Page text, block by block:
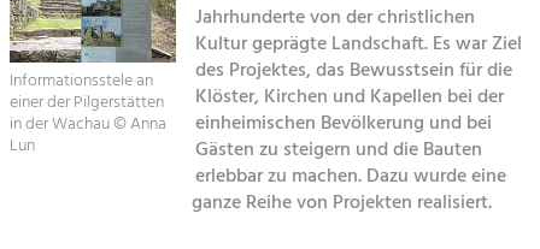
Kirchen am Fluss
Suche
Impressum
Tourismus
Angebotsentwicklung und
Positionierung.
Kunst & Kultur
Handwerk, Wissenschaft und Forschung.
Informationsstele an
einer der Pilgerstätten
in der Wachau © Anna
Lun
Jahrhunderte von der christlichen
Kultur geprägte Landschaft. Es war Ziel
des Projektes, das Bewusstsein für die
Klöster, Kirchen und Kapellen bei der
einheimischen Bevölkerung und bei
Gästen zu steigern und die Bauten
erlebbar zu machen. Dazu wurde eine
ganze Reihe von Projekten realisiert.